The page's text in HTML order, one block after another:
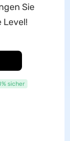
Sie
Level!
sicher